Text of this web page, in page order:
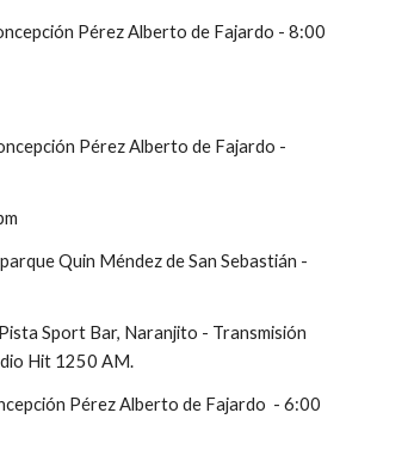
Pérez Alberto de Fajardo - 8:00
Pérez Alberto de Fajardo -
Quin Méndez de San Sebastián -
Sport Bar, Naranjito - Transmisión
Hit 1250 AM.
Pérez Alberto de Fajardo  - 6:00